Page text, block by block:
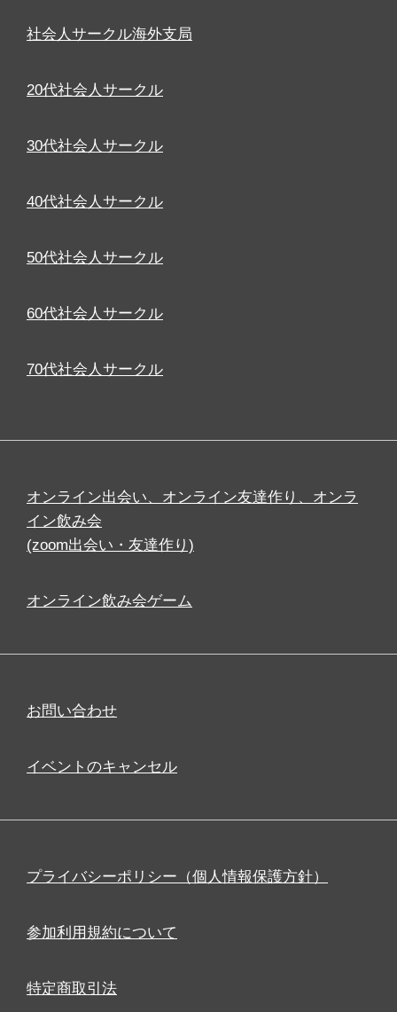
社会人サークル海外支局
20代社会人サークル
30代社会人サークル
40代社会人サークル
50代社会人サークル
60代社会人サークル
70代社会人サークル
オンライン出会い、オンライン友達作り、オンラ
イン飲み会
(zoom出会い・友達作り)
オンライン飲み会ゲーム
お問い合わせ
イベントのキャンセル
プライバシーポリシー（個人情報保護方針）
参加利用規約について
特定商取引法